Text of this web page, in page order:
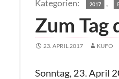
2017 ,
Zum Tag
23. APRIL 2017 KUFO
Sonntag, 23. April